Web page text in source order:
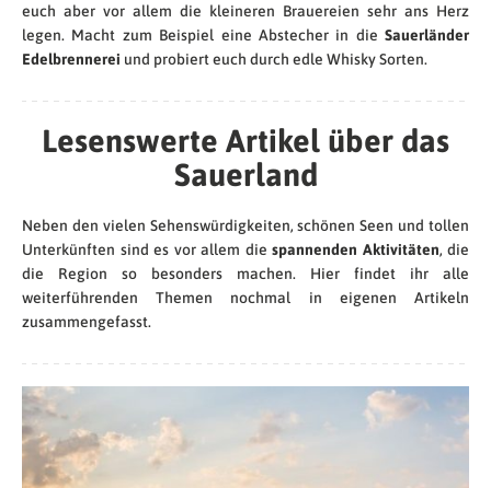
euch aber vor allem die kleineren Brauereien sehr ans Herz
legen. Macht zum Beispiel eine Abstecher in die Sauerländer
Edelbrennerei und probiert euch durch edle Whisky Sorten.
Lesenswerte Artikel über das
Sauerland
Neben den vielen Sehenswürdigkeiten, schönen Seen und tollen
Unterkünften sind es vor allem die spannenden Aktivitäten, die
die Region so besonders machen. Hier findet ihr alle
weiterführenden Themen nochmal in eigenen Artikeln
zusammengefasst.